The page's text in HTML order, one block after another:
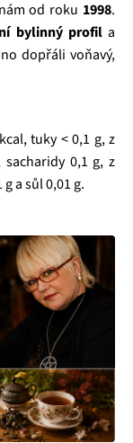
od roku 1998.
bylinný profila
dopřáli voňavý,
tuky < 0,1 g, z
0,1 g, z
a sůl 0,01 g.